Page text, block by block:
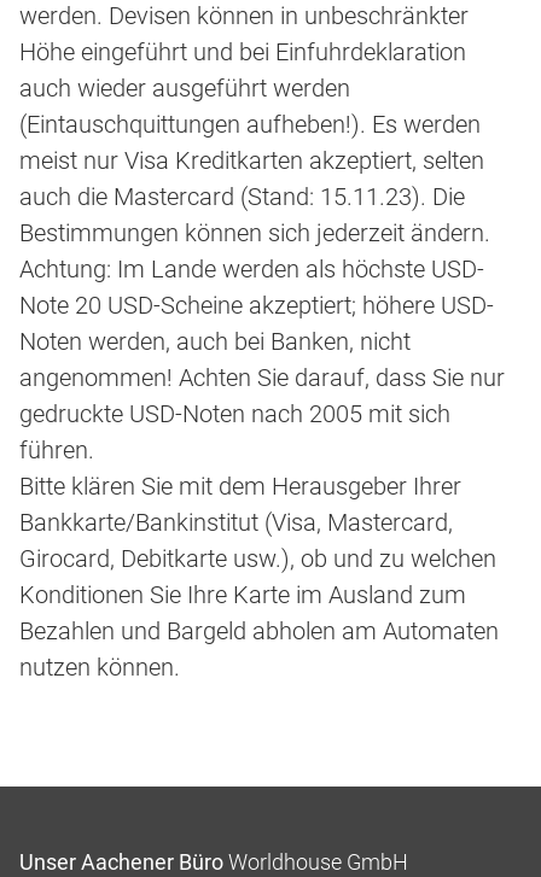
werden. Devisen können in unbeschränkter
Höhe eingeführt und bei Einfuhrdeklaration
auch wieder ausgeführt werden
(Eintauschquittungen aufheben!). Es werden
meist nur Visa Kreditkarten akzeptiert, selten
auch die Mastercard (Stand: 15.11.23). Die
Bestimmungen können sich jederzeit ändern.
Achtung: Im Lande werden als höchste USD-
Note 20 USD-Scheine akzeptiert; höhere USD-
Noten werden, auch bei Banken, nicht
angenommen! Achten Sie darauf, dass Sie nur
gedruckte USD-Noten nach 2005 mit sich
führen.
Bitte klären Sie mit dem Herausgeber Ihrer
Bankkarte/Bankinstitut (Visa, Mastercard,
Girocard, Debitkarte usw.), ob und zu welchen
Konditionen Sie Ihre Karte im Ausland zum
Bezahlen und Bargeld abholen am Automaten
nutzen können.
Unser Aachener BüroWorldhouse GmbH